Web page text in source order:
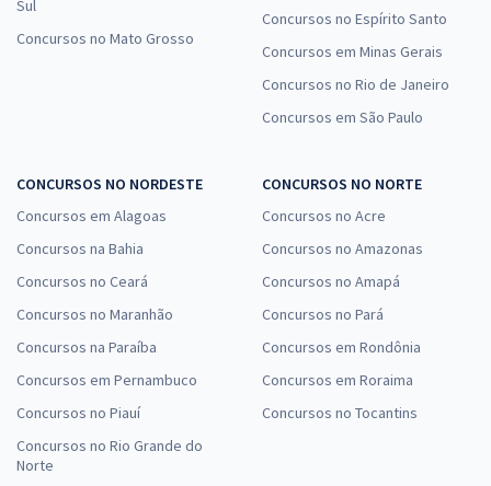
Sul
Concursos no Mato Grosso
Concursos no Espírito Santo
Concursos em Minas Gerais
Concursos no Rio de Janeiro
Concursos em São Paulo
CONCURSOS NO NORDESTE
Concursos em Alagoas
Concursos na Bahia
Concursos no Ceará
Concursos no Maranhão
Concursos na Paraíba
Concursos em Pernambuco
Concursos no Piauí
Concursos no Rio Grande do
Norte
CONCURSOS NO NORTE
Concursos no Acre
Concursos no Amazonas
Concursos no Amapá
Concursos no Pará
Concursos em Rondônia
Concursos em Roraima
Concursos no Tocantins